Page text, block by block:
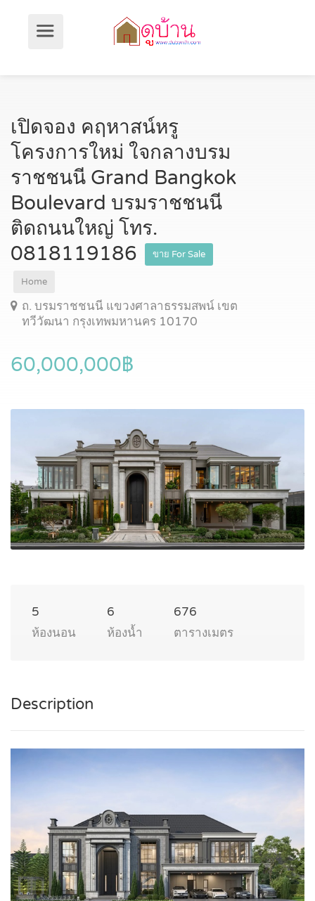
เปิดจอง คฤหาสน์หรู
โครงการใหม่ ใจกลางบรม
ราชชนนี Grand Bangkok
Boulevard บรมราชชนนี
ติดถนนใหญ่ โทร.
0818119186
ขาย For Sale
Home
ถ. บรมราชชนนี แขวงศาลาธรรมสพน์ เขต
ทวีวัฒนา กรุงเทพมหานคร 10170
60,000,000฿
5
ห้องนอน
6
ห้องน้ำ
676
ตารางเมตร
Description